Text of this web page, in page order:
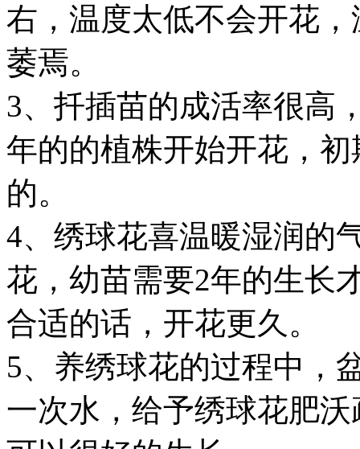
右，温度太低不会开花
萎焉。
3、扦插苗的成活率很高
年的的植株开始开花，
的。
4、绣球花喜温暖湿润的
花，幼苗需要2年的生长
合适的话，开花更久。
5、养绣球花的过程中，
一次水，给予绣球花肥